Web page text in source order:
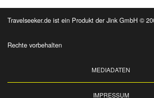
Travelseeker.de ist ein Produkt der Jink GmbH ©
Rechte vorbehalten
MEDIADATEN
IMPRESSUM